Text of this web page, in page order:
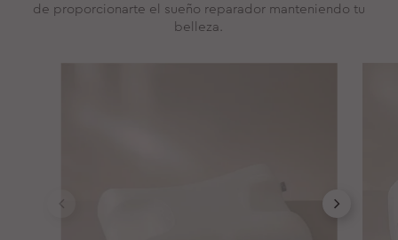
de proporcionarte el sueño reparador manteniendo tu
belleza.